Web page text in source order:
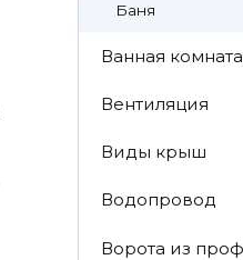
Баня
Ванная комната
Вентиляция
Виды крыш
Водопровод
Ворота из